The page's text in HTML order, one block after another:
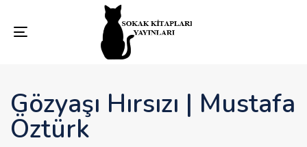
Toggle
Gözyaşı Hırsızı | Mustafa
Öztürk